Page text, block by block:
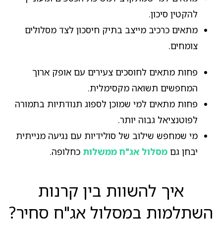
להקטין סיכון.
מתאים כרכיב מייצב בתיק חיסכון לצד מסלולים
צומחים.
פחות מתאים לחוסכים צעירים עם אופק ארוך
המחפשים תשואה מקסימלית.
פחות מתאים למי שמוכן לספוג תנודתיות בתמורה
לפוטנציאל גבוה יותר.
מי שמחפש שילוב של סולידיות עם נגיעה מנייתית
יבחן גם מסלול אג"ח ממשלות כחלופה.
איך להשוות בין קרנות
השתלמות במסלול אג"ח סחיר?